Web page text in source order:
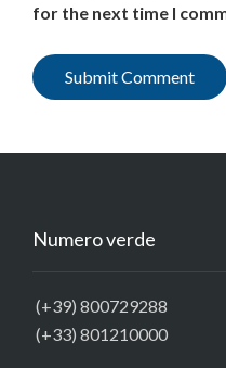
for the next time I
Numero verde
(+39) 800729288
(+33) 801210000